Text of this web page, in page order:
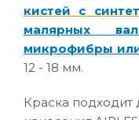
кистей с
малярных
микрофибры
12 - 18 мм.
Краска подходит